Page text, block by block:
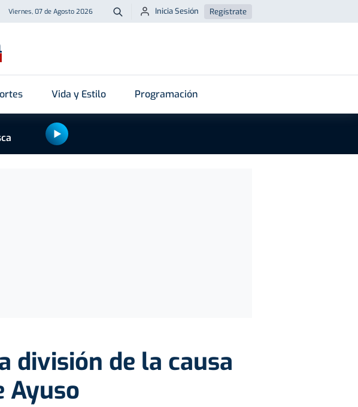
Viernes, 07 de Agosto 2026 Buscar
Inicia Sesión Regístrate
Vida y Estilo Programación
división de la causa
Ayuso